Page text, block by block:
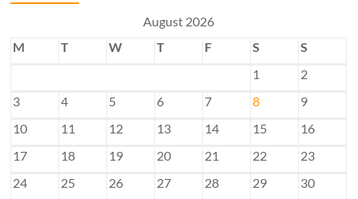
August 2026
M
T W T F S
S
1
2
3
4 5 6 7 8
9
10
11 12 13 14 15
16
17
18 19 20 21 22
23
24
25 26 27 28 29
30